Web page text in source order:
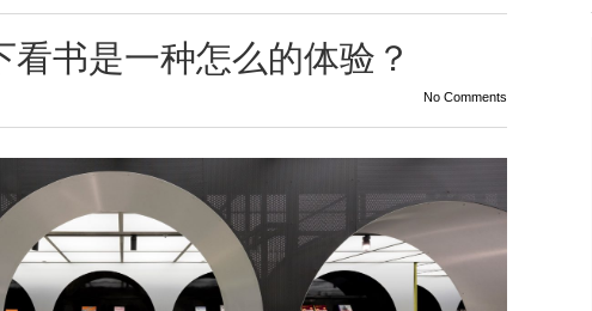
书是一种怎么的体验？
No Comments